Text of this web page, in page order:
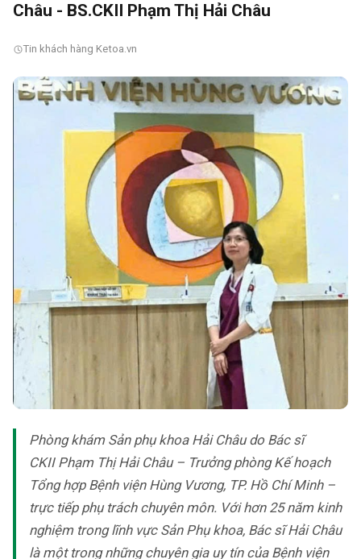
Châu - BS.CKII Phạm Thị Hải Châu
Tin khách hàng Ketoa.vn
Phòng khám Sản phụ khoa Hải Châu do Bác sĩ
CKII Phạm Thị Hải Châu – Trưởng phòng Kế hoạch
Tổng hợp Bệnh viện Hùng Vương, TP. Hồ Chí Minh –
trực tiếp phụ trách chuyên môn. Với hơn 25 năm kinh
nghiệm trong lĩnh vực Sản Phụ khoa, Bác sĩ Hải Châu
là một trong những chuyên gia uy tín của Bệnh viện